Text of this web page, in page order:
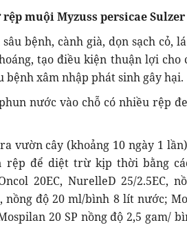
muội Myzuss persicae
bệnh, cành già, dọn sạch cỏ,
tạo điều kiện thuận lợi
bệnh xâm nhập phát sinh gây hại.
nước vào chỗ có nhiều rệp
vườn cây (khoảng 10 ngày 1
rệp để diệt trừ kịp thời bằng
20EC, NurelleD 25/2.5EC,
nồng độ 20 ml/bình 8 lít nước;
20 SP nồng độ 2,5 gam/